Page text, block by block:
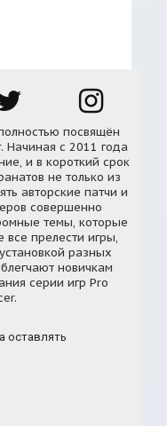
посвящён
Начиная с 2011 года
и в короткий срок
не только из
авторские патчи и
совершенно
темы, которые
прелести игры,
разных
новичкам
серии игр Pro
оставлять